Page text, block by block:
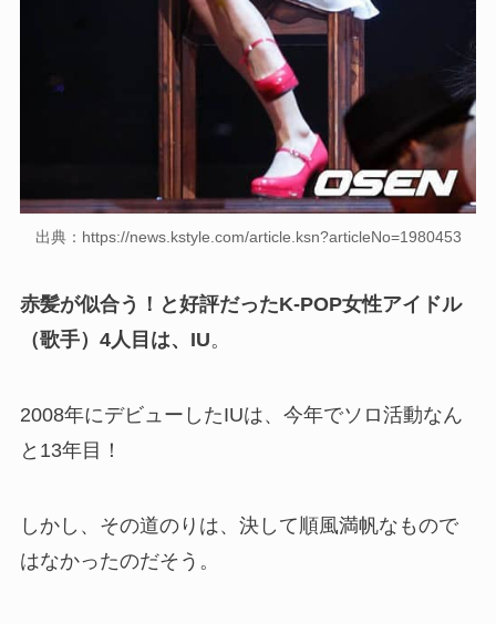
出典：https://news.kstyle.com/article.ksn?articleNo=1980453
赤髪が似合う！と好評だったK-POP女性アイドル
（歌手）4人目は、IU。
2008年にデビューしたIUは、今年でソロ活動なん
と13年目！
しかし、その道のりは、決して順風満帆なもので
はなかったのだそう。